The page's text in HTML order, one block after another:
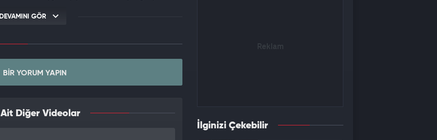
raporunun yanı sıra hazine nakit
dış ticaret dengesi ile ABD'de Michigan
teknik açıdan altının ons fiyatında 3 bin 750
DEVAMINI GÖR
BIR YORUM YAPIN
Diğer Videolar
İlginizi Çekebilir